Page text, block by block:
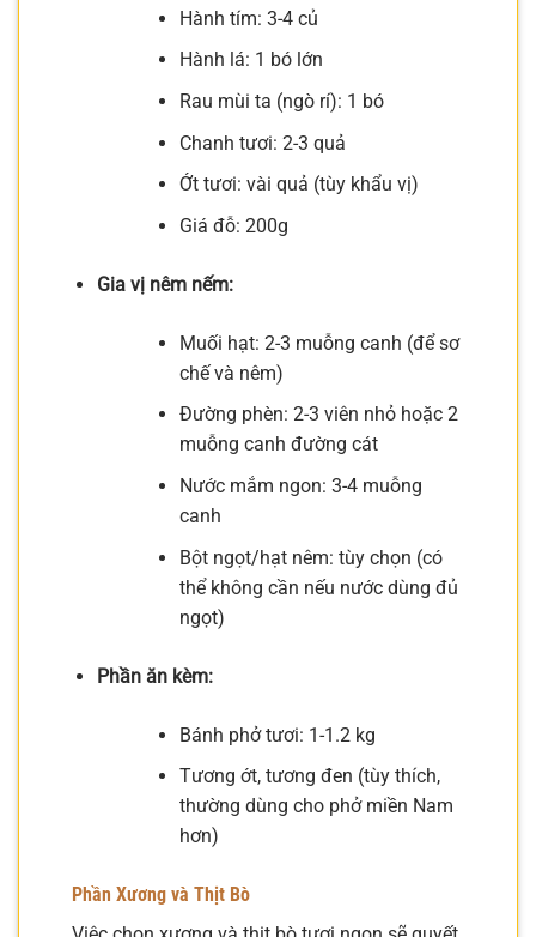
Hành tím: 3-4 củ
Hành lá: 1 bó lớn
Rau mùi ta (ngò rí): 1 bó
Chanh tươi: 2-3 quả
Ớt tươi: vài quả (tùy khẩu vị)
Giá đỗ: 200g
Gia vị nêm nếm:
Muối hạt: 2-3 muỗng canh (để sơ
chế và nêm)
Đường phèn: 2-3 viên nhỏ hoặc 2
muỗng canh đường cát
Nước mắm ngon: 3-4 muỗng
canh
Bột ngọt/hạt nêm: tùy chọn (có
thể không cần nếu nước dùng đủ
ngọt)
Phần ăn kèm:
Bánh phở tươi: 1-1.2 kg
Tương ớt, tương đen (tùy thích,
thường dùng cho phở miền Nam
hơn)
Phần Xương và Thịt Bò